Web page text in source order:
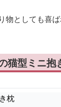
物としても喜ば
猫型ミニ抱